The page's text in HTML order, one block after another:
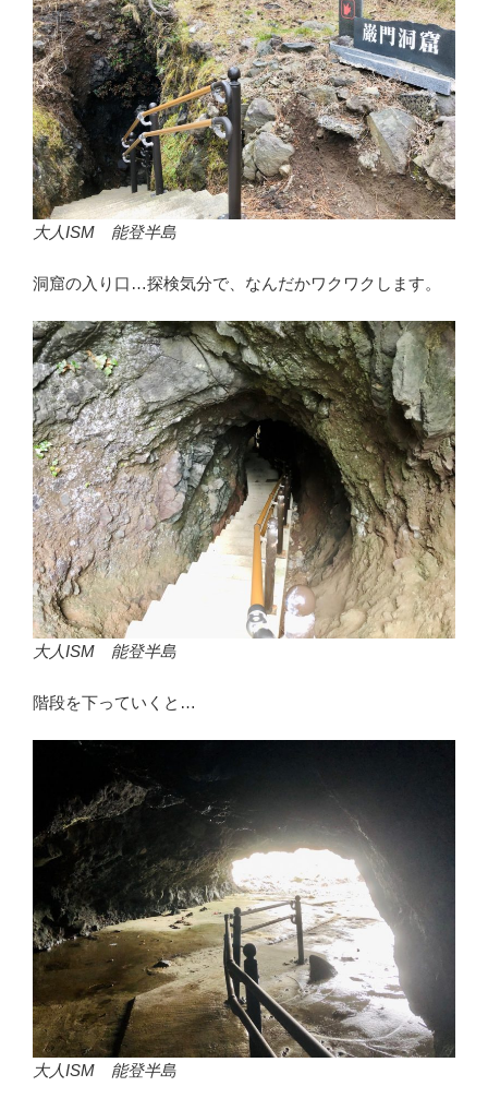
大人ISM 能登半島
洞窟の入り口…探検気分で、なんだかワクワクします。
大人ISM 能登半島
階段を下っていくと…
大人ISM 能登半島